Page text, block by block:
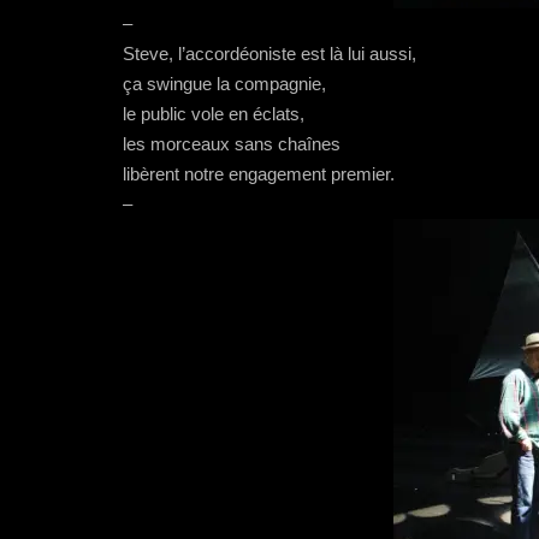
–
Steve, l’accordéoniste est là lui aussi,
ça swingue la compagnie,
le public vole en éclats,
les morceaux sans chaînes
libèrent notre engagement premier.
–